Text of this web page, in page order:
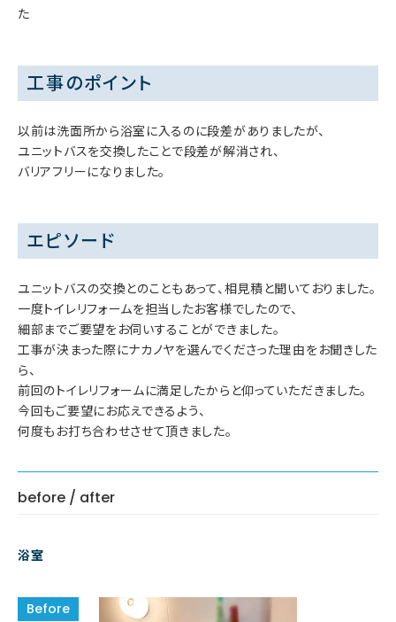
た
工事のポイント
以前は洗面所から浴室に入るのに段差がありましたが、
ユニットバスを交換したことで段差が解消され、
バリアフリーになりました。
エピソード
ユニットバスの交換とのこともあって、相見積と聞いておりました。
一度トイレリフォームを担当したお客様でしたので、
細部までご要望をお伺いすることができました。
工事が決まった際にナカノヤを選んでくださった理由をお聞きした
ら、
前回のトイレリフォームに満足したからと仰っていただきました。
今回もご要望にお応えできるよう、
何度もお打ち合わせさせて頂きました。
before / after
浴室